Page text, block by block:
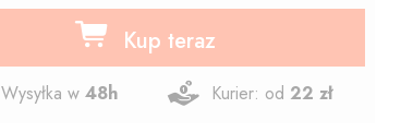
Kup teraz
Wysyłka w 48h Kurier: od 22 zł